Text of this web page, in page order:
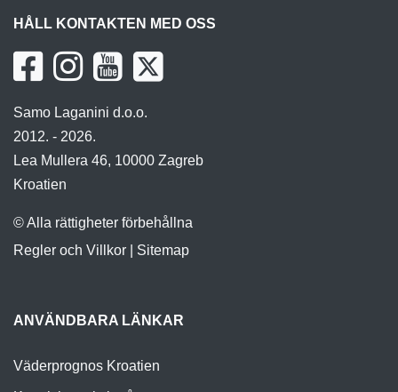
HÅLL KONTAKTEN MED OSS
Samo Laganini d.o.o.
2012. - 2026.
Lea Mullera 46, 10000 Zagreb
Kroatien
© Alla rättigheter förbehållna
Regler och Villkor
Sitemap
ANVÄNDBARA LÄNKAR
Väderprognos Kroatien